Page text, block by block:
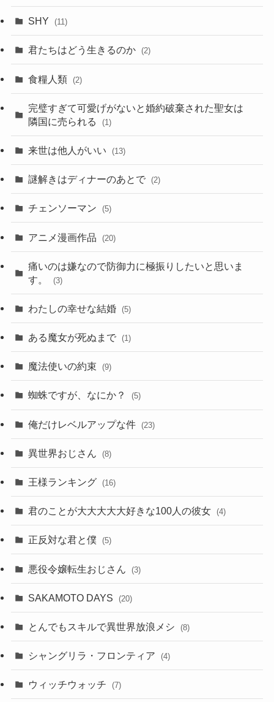
SHY (11)
君たちはどう生きるのか (2)
食糧人類 (2)
完璧すぎて可愛げがないと婚約破棄された聖女は
隣国に売られる
(1)
来世は他人がいい (13)
謎解きはディナーのあとで (2)
チェンソーマン (5)
アニメ漫画作品 (20)
痛いのは嫌なので防御力に極振りしたいと思いま
す。
(3)
わたしの幸せな結婚 (5)
ある魔女が死ぬまで (1)
魔法使いの約束 (9)
蜘蛛ですが、なにか？ (5)
俺だけレベルアップな件 (23)
異世界おじさん (8)
王様ランキング (16)
君のことが大大大大大好きな100人の彼女 (4)
正反対な君と僕 (5)
悪役令嬢転生おじさん (3)
SAKAMOTO DAYS (20)
とんでもスキルで異世界放浪メシ (8)
シャングリラ・フロンティア (4)
ウィッチウォッチ (7)